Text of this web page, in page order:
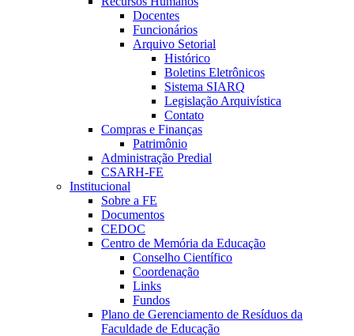
Docentes
Funcionários
Arquivo Setorial
Histórico
Boletins Eletrônicos
Sistema SIARQ
Legislação Arquivística
Contato
Compras e Finanças
Patrimônio
Administração Predial
CSARH-FE
Institucional
Sobre a FE
Documentos
CEDOC
Centro de Memória da Educação
Conselho Científico
Coordenação
Links
Fundos
Plano de Gerenciamento de Resíduos da
Faculdade de Educação